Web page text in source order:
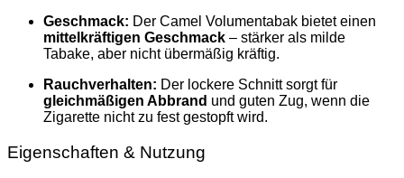
Geschmack: Der Camel Volumentabak bietet einen
mittelkräftigen Geschmack – stärker als milde
Tabake, aber nicht übermäßig kräftig.
Rauchverhalten: Der lockere Schnitt sorgt für
gleichmäßigen Abbrand und guten Zug, wenn die
Zigarette nicht zu fest gestopft wird.
Eigenschaften & Nutzung